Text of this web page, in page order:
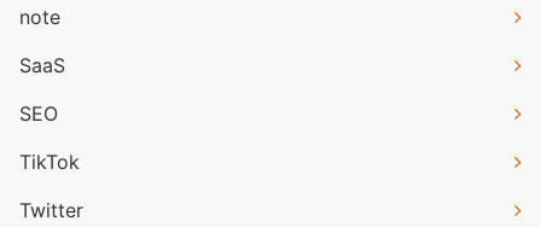
note
SaaS
SEO
TikTok
Twitter